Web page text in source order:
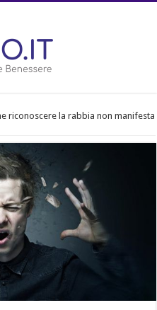
riconoscere la rabbia non manifesta